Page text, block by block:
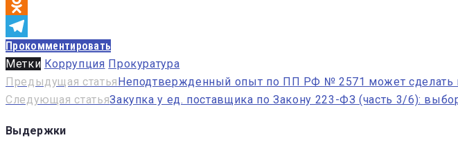
VK
Odnoklassniki
Telegram
Прокомментировать
Метки Коррупция Прокуратура
Навигация
по
записям
Предыдущая статьяНеподтвержденный опыт по ПП РФ № 2571 может сделать
Следующая статьяЗакупка у ед. поставщика по Закону 223-ФЗ (часть 3/6):
Выдержки